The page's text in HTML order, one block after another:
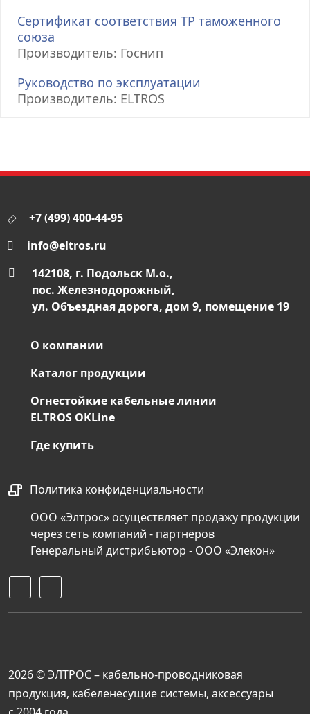
Сертификат соответствия ТР таможенного
союза
Производитель: Госнип
Руководство по эксплуатации
Производитель: ELTROS
+7 (499) 400-44-95
info@eltros.ru
142108, г. Подольск М.о.,
пос. Железнодорожный,
ул. Объездная дорога, дом 9, помещение 19
О компании
Каталог продукции
Огнестойкие кабельные линии
ELTROS OKLine
Где купить
Политика конфиденциальности
ООО «Элтрос» осуществляет продажу продукции
через сеть компаний - партнёров
Генеральный дистрибьютор - ООО «Элекон»
2026 © ЭЛТРОС – кабельно-проводниковая
продукция, кабеленесущие системы, аксессуары